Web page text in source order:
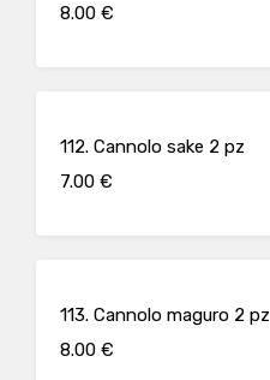
8.00 €
112. Cannolo sake 2 pz
7.00 €
113. Cannolo maguro 2 pz
8.00 €